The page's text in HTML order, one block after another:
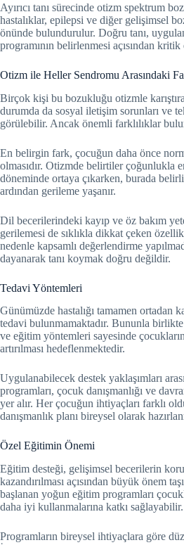
Ayırıcı tanı sürecinde otizm spektrum
hastalıklar, epilepsi ve diğer gelişimsel
önünde bulundurulur. Doğru tanı,
programının belirlenmesi açısından
Otizm ile Heller Sendromu Arasındaki
Birçok kişi bu bozukluğu otizmle
durumda da sosyal iletişim sorunları ve
görülebilir. Ancak önemli farklılıklar
En belirgin fark, çocuğun daha önce
olmasıdır. Otizmde belirtiler çoğunlukla
döneminde ortaya çıkarken, burada
ardından gerileme yaşanır.
Dil becerilerindeki kayıp ve öz bakım
gerilemesi de sıklıkla dikkat çeken
nedenle kapsamlı değerlendirme
dayanarak tanı koymak doğru değildir.
Tedavi Yöntemleri
Günümüzde hastalığı tamamen ortadan
tedavi bulunmamaktadır. Bununla birlikte
ve eğitim yöntemleri sayesinde
artırılması hedeflenmektedir.
Uygulanabilecek destek yaklaşımları
programları, çocuk danışmanlığı ve
yer alır. Her çocuğun ihtiyaçları farklı
danışmanlık planı bireysel olarak
Özel Eğitimin Önemi
Eğitim desteği, gelişimsel becerilerin
kazandırılması açısından büyük önem
başlanan yoğun eğitim programları
daha iyi kullanmalarına katkı sağlayabilir.
Programların bireysel ihtiyaçlara göre